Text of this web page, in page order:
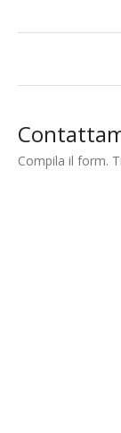
Compila il form.